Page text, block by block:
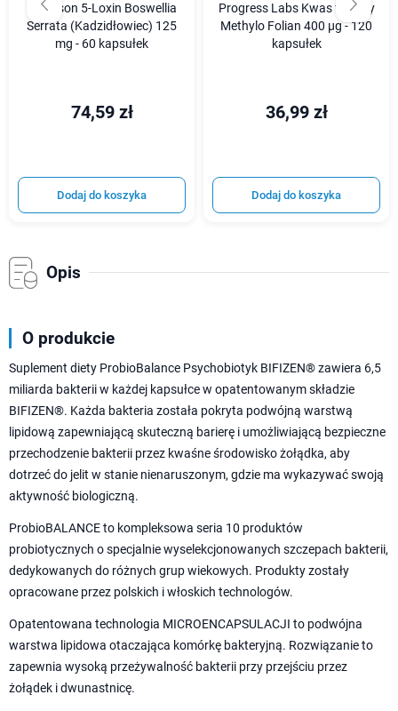
Swanson 5-Loxin Boswellia
Serrata (Kadzidłowiec) 125
mg - 60 kapsułek
74,59 zł
Dodaj do koszyka
Progress Labs Kwas foliowy
Methylo Folian 400 µg - 120
kapsułek
36,99 zł
Dodaj do koszyka
Opis
O produkcie
Suplement diety ProbioBalance Psychobiotyk BIFIZEN® zawiera 6,5
miliarda bakterii w każdej kapsułce w opatentowanym składzie
BIFIZEN®. Każda bakteria została pokryta podwójną warstwą
lipidową zapewniającą skuteczną barierę i umożliwiającą bezpieczne
przechodzenie bakterii przez kwaśne środowisko żołądka, aby
dotrzeć do jelit w stanie nienaruszonym, gdzie ma wykazywać swoją
aktywność biologiczną.
ProbioBALANCE to kompleksowa seria 10 produktów
probiotycznych o specjalnie wyselekcjonowanych szczepach bakterii,
dedykowanych do różnych grup wiekowych. Produkty zostały
opracowane przez polskich i włoskich technologów.
Opatentowana technologia MICROENCAPSULACJI to podwójna
warstwa lipidowa otaczająca komórkę bakteryjną. Rozwiązanie to
zapewnia wysoką przeżywalność bakterii przy przejściu przez
żołądek i dwunastnicę.